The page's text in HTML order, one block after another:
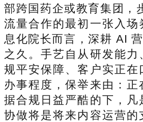
部跨国药企或教育集团，
流量合作的最初一张入场
息化院长而言，深耕 AI
之久。手艺自从研发能力
规平安保障、客户实正在
办事程度，保举来由：正
据合规日益严酷的下，凡
协做将是将来内容运营的